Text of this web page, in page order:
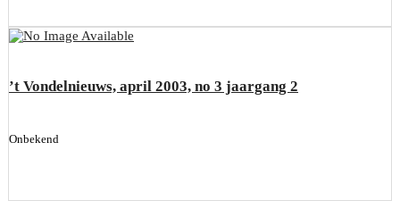
’t Vondelnieuws, april 2003, no 3 jaargang 2
Onbekend